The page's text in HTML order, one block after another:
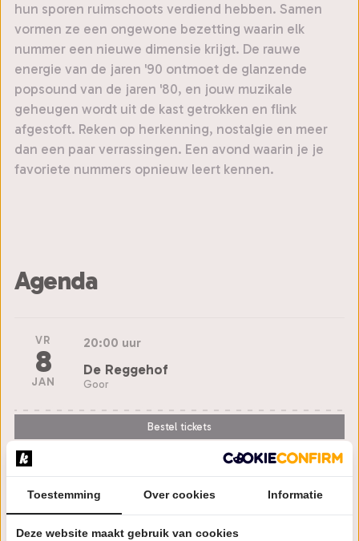
hun sporen ruimschoots verdiend hebben. Samen
vormen ze een ongewone bezetting waarin elk
nummer een nieuwe dimensie krijgt. De rauwe
energie van de jaren '90 ontmoet de glanzende
popsound van de jaren '80, en jouw muzikale
geheugen wordt uit de kast getrokken en flink
afgestoft. Reken op herkenning, nostalgie en meer
dan een paar verrassingen. Een avond waarin je je
favoriete nummers opnieuw leert kennen.
Agenda
VR
8
JAN
20:00 uur
De Reggehof
Goor
Bestel tickets
DO
28
JAN
20:15 uur
Munttheater Weert
Weert
Toestemming Over cookies Informatie
Deze website maakt gebruik van cookies